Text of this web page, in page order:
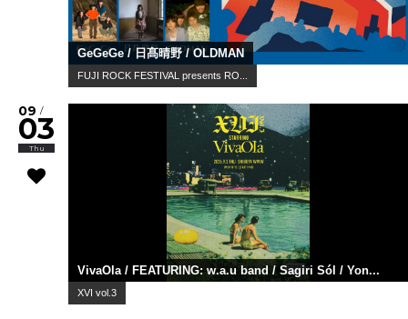
GeGeGe / 日髙晴野 / OLDMAN
FUJI ROCK FESTIVAL presents RO...
09 /
03
Thu
VivaOla / FEATURING: w.a.u band / Sagiri Sól / Yon...
XVI vol.3